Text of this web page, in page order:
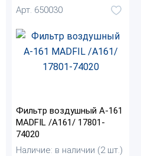
Арт. 650030
Фильтр воздушный A-161
MADFIL /A161/ 17801-
74020
Наличие: в наличии (2 шт.)